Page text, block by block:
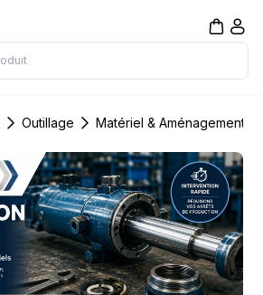
Outillage Matériel & Aménagement